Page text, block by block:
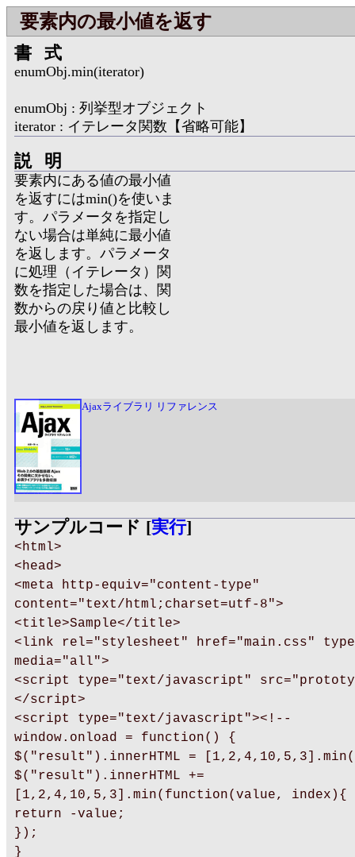
要素内の最小値を返す
書式
enumObj.min(iterator)
enumObj : 列挙型オブジェクト
iterator : イテレータ関数【省略可能】
説明
要素内にある値の最小値
を返すにはmin()を使いま
す。パラメータを指定し
ない場合は単純に最小値
を返します。パラメータ
に処理（イテレータ）関
数を指定した場合は、関
数からの戻り値と比較し
最小値を返します。
Ajaxライブラリ リファレンス
サンプルコード [実行]
<html>
<head>
<meta http-equiv="content-type"
content="text/html;charset=utf-8">
<title>Sample</title>
<link rel="stylesheet" href="main.css"
media="all">
<script type="text/javascript"
</script>
<script type="text/javascript"><!--
window.onload = function() {
$("result").innerHTML =
$("result").innerHTML +=
[1,2,4,10,5,3].min(function(value, index){
return -value;
});
}